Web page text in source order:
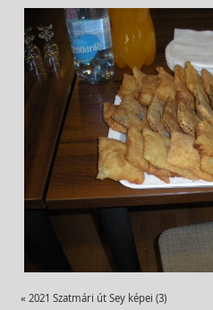
« 2021 Szatmári út Sey képei (3)